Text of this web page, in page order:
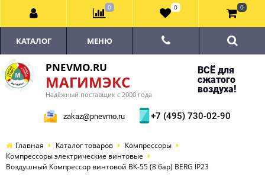
PNEVMO.RU
МАГИМЭКС
Надёжный поставщик с 2000 года
ВСЁ для
сжатого
воздуха!
zakaz@pnevmo.ru +7 (495) 730-02-90
КАТАЛОГ МЕНЮ
Главная Каталог товаров
Компрессоры
Компрессоры электрические винтовые
Воздушный Компрессор винтовой ВК-55 (8 бар) BERG IP23
0 0 0